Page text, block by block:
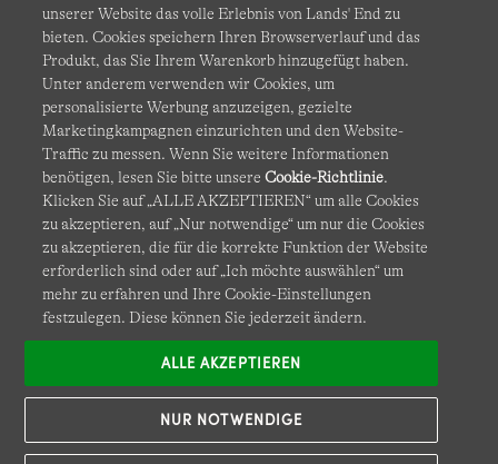
AGB Datenschutz & Sicherheit
Cookies Ich möchte auswählen Barrierefreiheit
Site Map Internationale Websites
Diese Website ist durch reCAPTCHA geschützt. Es gelten die
Datenschutzerklärung undNutzungsbedingungenvon
Google.
unserer Website das volle Erlebnis von Lands' End zu
bieten. Cookies speichern Ihren Browserverlauf und das
Produkt, das Sie Ihrem Warenkorb hinzugefügt haben.
Unter anderem verwenden wir Cookies, um
personalisierte Werbung anzuzeigen, gezielte
Marketingkampagnen einzurichten und den Website-
Traffic zu messen. Wenn Sie weitere Informationen
benötigen, lesen Sie bitte unsereCookie-Richtlinie.
Klicken Sie auf „ALLE AKZEPTIEREN“ um alle Cookies
zu akzeptieren, auf „Nur notwendige“ um nur die Cookies
zu akzeptieren, die für die korrekte Funktion der Website
erforderlich sind oder auf „Ich möchte auswählen“ um
mehr zu erfahren und Ihre Cookie-Einstellungen
festzulegen. Diese können Sie jederzeit ändern.
NUR NOTWENDIGE
ALLE AKZEPTIEREN